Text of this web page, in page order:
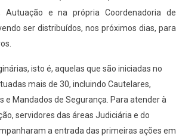
Autuação e na própria Coordenadoria de
ser distribuídos, nos próximos dias, para
isto é, aquelas que são iniciadas no
mais de 30, incluindo Cautelares,
e Mandados de Segurança. Para atender à
servidores das áreas Judiciária e do
a entrada das primeiras ações em